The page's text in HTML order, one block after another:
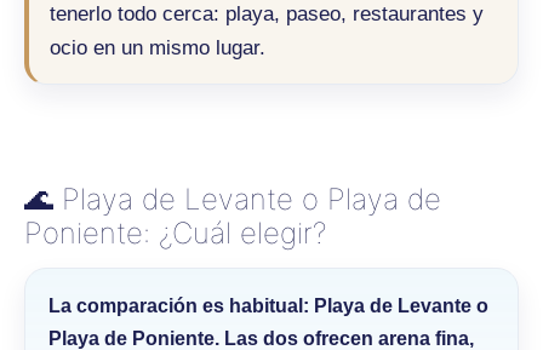
tenerlo todo cerca: playa, paseo, restaurantes y
ocio en un mismo lugar.
🌊 Playa de Levante o Playa de
Poniente: ¿Cuál elegir?
La comparación es habitual: Playa de Levante o
Playa de Poniente. Las dos ofrecenarena fina,